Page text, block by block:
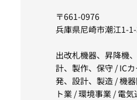
〒661-0976
兵庫県尼崎市潮江1-
出改札機器、昇降機
計、製作、保守 / IC
発、設計、製造 / 機
ト業 / 環境事業 / 電